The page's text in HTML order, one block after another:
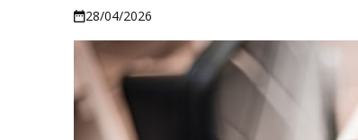
28/04/2026